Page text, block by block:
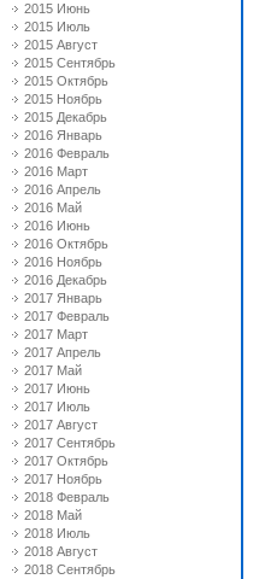
2015 Июнь
2015 Июль
2015 Август
2015 Сентябрь
2015 Октябрь
2015 Ноябрь
2015 Декабрь
2016 Январь
2016 Февраль
2016 Март
2016 Апрель
2016 Май
2016 Июнь
2016 Октябрь
2016 Ноябрь
2016 Декабрь
2017 Январь
2017 Февраль
2017 Март
2017 Апрель
2017 Май
2017 Июнь
2017 Июль
2017 Август
2017 Сентябрь
2017 Октябрь
2017 Ноябрь
2018 Февраль
2018 Май
2018 Июль
2018 Август
2018 Сентябрь